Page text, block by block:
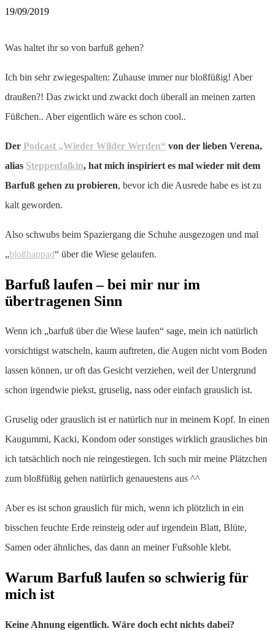
19/09/2019
Was haltet ihr so von barfuß gehen?
Ich bin sehr zwiegespalten: Zuhause immer nur bloßfüßig! Aber
draußen?! Das zwickt und zwackt doch überall an meinen zarten
Füßchen.. Aber eigentlich wäre es schon cool..
Der Podcast „Wieder Wilder Werden“ von der lieben Verena,
alias Steppenfalkin, hat mich inspiriert es mal wieder mit dem
Barfuß gehen zu probieren, bevor ich die Ausrede habe es ist zu
kalt geworden.
Also schwubs beim Spaziergang die Schuhe ausgezogen und mal
„bloßhappad“ über die Wiese gelaufen.
Barfuß laufen – bei mir nur im
übertragenen Sinn
Wenn ich „barfuß über die Wiese laufen“ sage, mein ich natürlich
vorsichtigst watscheln, kaum auftreten, die Augen nicht vom Boden
lassen können, ur oft das Gesicht verziehen, weil der Untergrund
schon irgendwie piekst, gruselig, nass oder einfach grauslich ist.
Gruselig oder grauslich ist er natürlich nur in meinem Kopf. In einen
Kaugummi, Kacki, Kondom oder sonstiges wirklich grausliches bin
ich tatsächlich noch nie reingestiegen. Ich such mir meine Plätzchen
zum bloßfüßig gehen natürlich genauestens aus ^^
Aber es ist schon grauslich für mich, wenn ich plötzlich in ein
bisschen feuchte Erde reinsteig oder auf irgendein Blatt, Blüte,
Samen oder ähnliches, das dann an meiner Fußsohle klebt.
Warum Barfuß laufen so schwierig für
mich ist
Keine Ahnung eigentlich. Wäre doch echt nichts dabei?